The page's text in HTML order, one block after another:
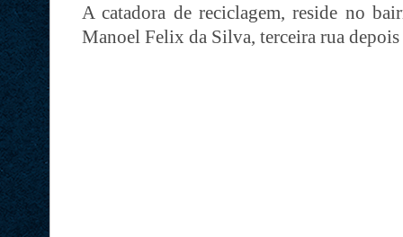
A catadora de reciclagem, reside no
Manoel Felix da Silva, terceira rua depois